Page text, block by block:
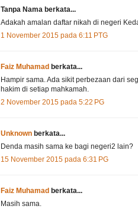
Tanpa Nama berkata...
Adakah amalan daftar nikah di negeri
1 November 2015 pada 6:11 PTG
Faiz Muhamad berkata...
Hampir sama. Ada sikit perbezaan dari
hakim di setiap mahkamah.
2 November 2015 pada 5:22 PG
Unknown berkata...
Denda masih sama ke bagi negeri2 lain?
15 November 2015 pada 6:31 PG
Faiz Muhamad berkata...
Masih sama.